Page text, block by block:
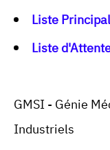
Liste
Liste
GMSI - Génie
Industriels